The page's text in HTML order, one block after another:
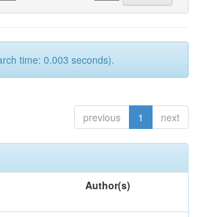
time: 0.003 seconds).
previous 1 next
Author(s)